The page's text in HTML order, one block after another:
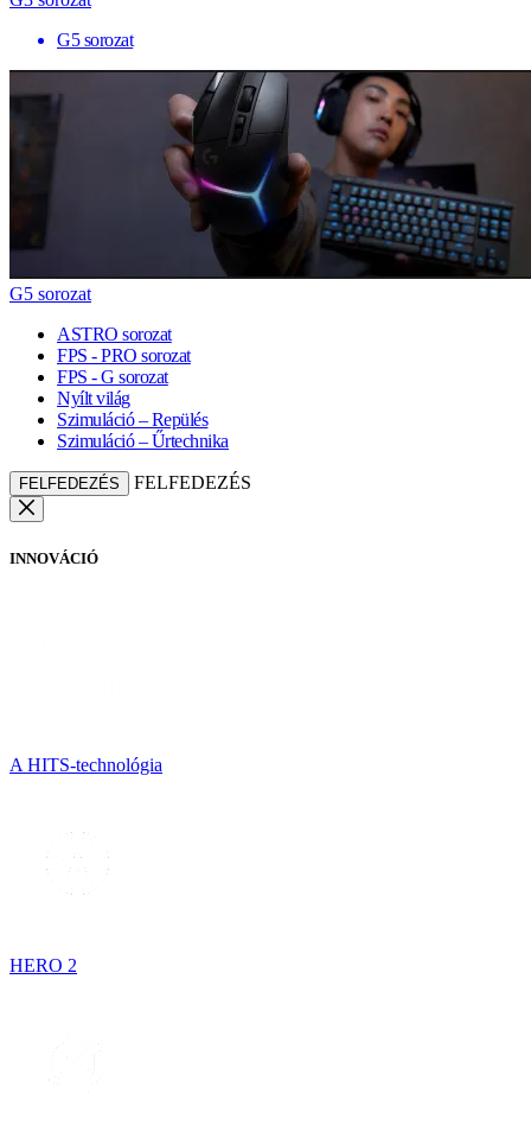
G5 sorozat
G5 sorozat
ASTRO sorozat
FPS - PRO sorozat
FPS - G sorozat
Nyílt világ
Szimuláció – Repülés
Szimuláció – Űrtechnika
FELFEDEZÉS FELFEDEZÉS
INNOVÁCIÓ
A HITS-technológia
HERO 2